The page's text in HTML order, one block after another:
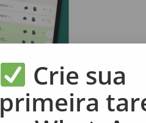
Crie sua
primeira